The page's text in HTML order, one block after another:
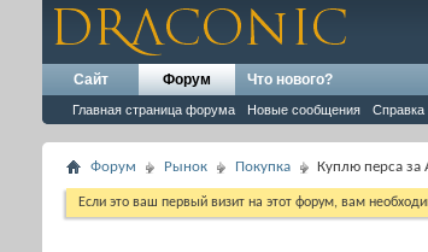
Сайт Форум
Главная страница форума Новые сообщения Справка
Что нового?
Форум Рынок Покупка Куплю перса за
Если это ваш первый визит на этот форум, вам